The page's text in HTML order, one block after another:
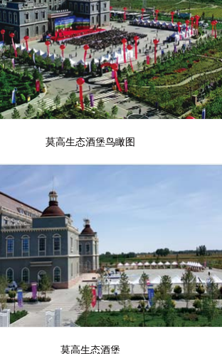
莫高生态酒堡鸟瞰图
莫高生态酒堡